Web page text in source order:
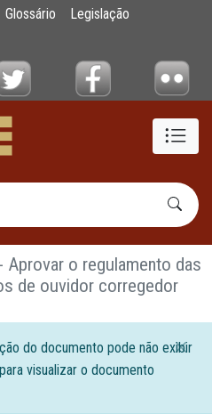
Glossário
Legislação
Aprovar o regulamento das
de ouvidor corregedor
do documento pode não exibir
visualizar o documento